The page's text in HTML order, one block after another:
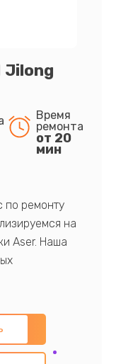
Jilong
Время
ремонта
от 20
мин
по ремонту
на
Aser. Наша
и
ремонт с
а